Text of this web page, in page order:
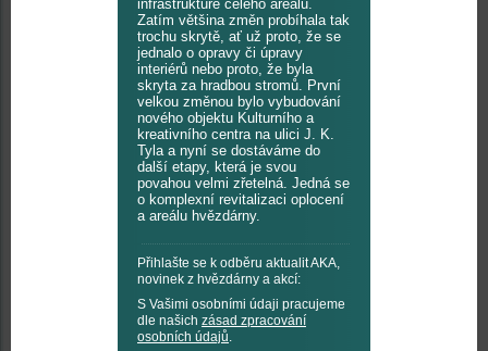
infrastruktuře celého areálu.
Zatím většina změn probíhala tak
trochu skrytě, ať už proto, že se
jednalo o opravy či úpravy
interiérů nebo proto, že byla
skryta za hradbou stromů. První
velkou změnou bylo vybudování
nového objektu Kulturního a
kreativního centra na ulici J. K.
Tyla a nyní se dostáváme do
další etapy, která je svou
povahou velmi zřetelná. Jedná se
o komplexní revitalizaci oplocení
a areálu hvězdárny.
Přihlašte se k odběru aktualit AKA,
novinek z hvězdárny a akcí:
S Vašimi osobními údaji pracujeme
dle našich zásad zpracování
osobních údajů.